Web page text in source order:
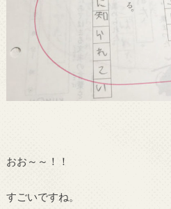
おお～～！！
すごいですね。